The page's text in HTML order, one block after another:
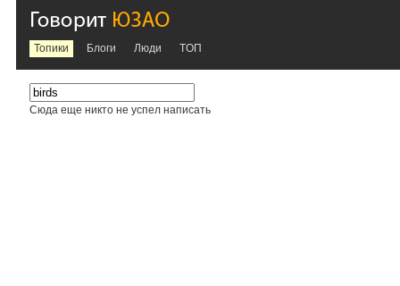
Топики Блоги Люди TOП
Сюда еще никто не успел написать